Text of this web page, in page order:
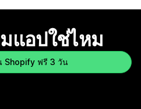
แอปใช่ไหม
Shopify ฟรี 3 วัน